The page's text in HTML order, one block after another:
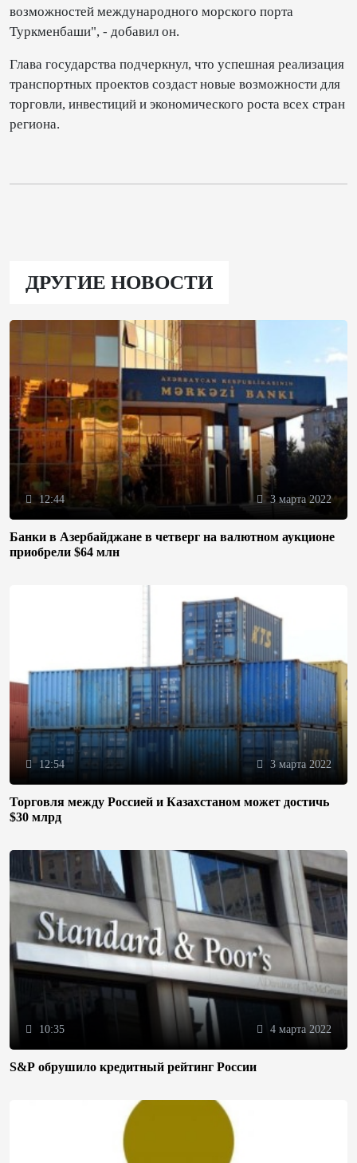
возможностей международного морского порта
Туркменбаши", - добавил он.
Глава государства подчеркнул, что успешная реализация
транспортных проектов создаст новые возможности для
торговли, инвестиций и экономического роста всех стран
региона.
ДРУГИЕ НОВОСТИ
12:44 3 марта 2022
Банки в Азербайджане в четверг на валютном аукционе
приобрели $64 млн
12:54 3 марта 2022
Торговля между Россией и Казахстаном может достичь
$30 млрд
10:35 4 марта 2022
S&P обрушило кредитный рейтинг России